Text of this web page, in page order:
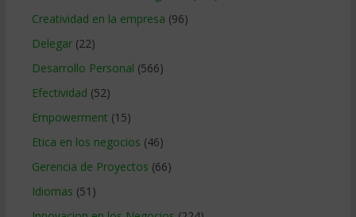
Creatividad en la empresa (96)
Delegar(22)
Desarrollo Personal (566)
Efectividad (52)
Empowerment (15)
Etica en los negocios (46)
Gerencia de Proyectos (66)
Idiomas (51)